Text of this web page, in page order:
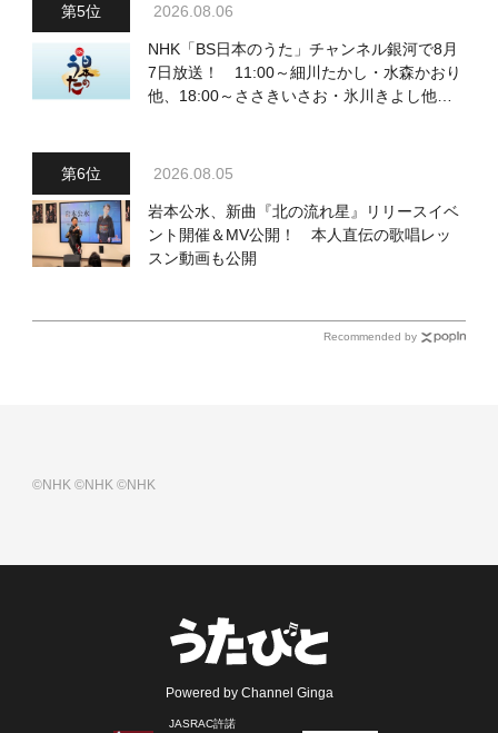
2026.08.06
NHK「BS日本のうた」チャンネル銀河で8月
7日放送！ 11:00～細川たかし・水森かおり
他、18:00～ささきいさお・氷川きよし他登
2026.08.05
岩本公水、新曲『北の流れ星』リリースイベ
ント開催＆MV公開！ 本人直伝の歌唱レッ
スン動画も公開
Recommended by
©NHK©NHK©NHK
Powered by Channel Ginga
JASRAC許諾